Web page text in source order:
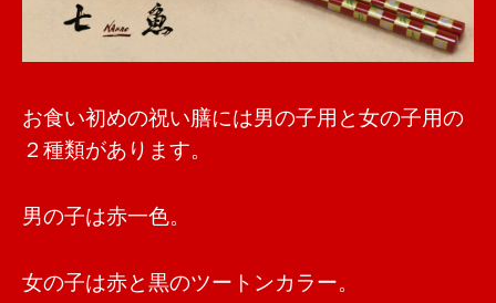
お食い初めの祝い膳には男の子用と女の子用の
２種類があります。
男の子は赤一色。
女の子は赤と黒のツートンカラー。